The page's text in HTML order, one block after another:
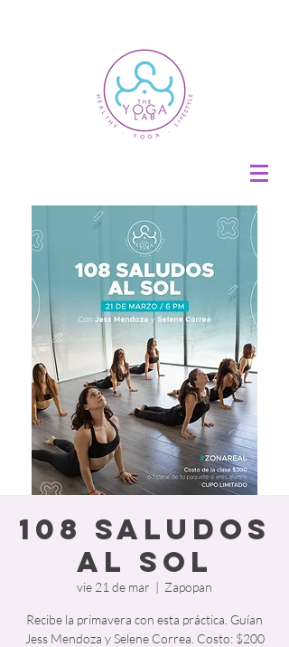
108 Saludos
al sol
vie 21 de mar
  |
Zapopan
Recibe la primavera con esta práctica. Guían
Jess Mendoza y Selene Correa. Costo: $200